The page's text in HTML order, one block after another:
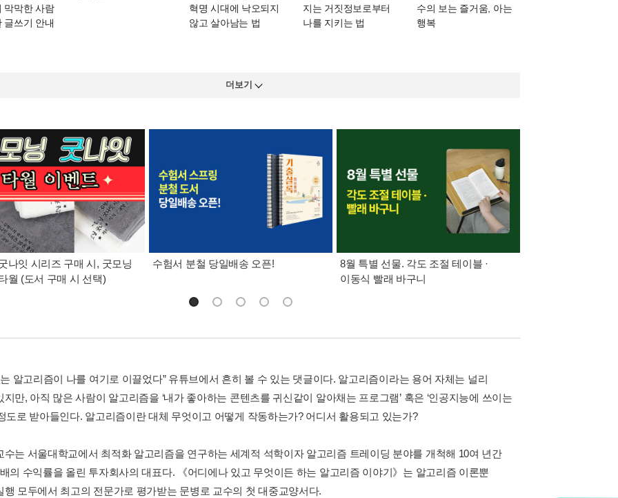
막막한 사람
글쓰기 안내
혁명 시대에 낙오되지
않고 살아남는 법
지는 거짓정보로부터
나를 지키는 법
수의 보는 즐거움, 아는
행복
더보기
나잇 시리즈 구매 시, 굿모닝
월 (도서 구매 시 선택)
수험서 분철 당일배송 오픈!
8월 특별 선물. 각도 조절 테이블 ·
이동식 빨래 바구니
알고리즘이 나를 여기로 이끌었다” 유튜브에서 흔히 볼 수 있는 댓글이다. 알고리즘이라는 용어 자체는 널리
지만, 아직 많은 사람이 알고리즘을 ‘내가 좋아하는 콘텐츠를 귀신같이 알아채는 프로그램’ 혹은 ‘인공지능에 쓰이는
도로 받아들인다. 알고리즘이란 대체 무엇이고 어떻게 작동하는가? 어디서 활용되고 있는가?
수는 서울대학교에서 최적화 알고리즘을 연구하는 세계적 석학이자 알고리즘 트레이딩 분야를 개척해 10여 년간
의 수익률을 올린 투자회사의 대표다. 《어디에나 있고 무엇이든 하는 알고리즘 이야기》는 알고리즘 이론뿐
행 모두에서 최고의 전문가로 평가받는 문병로 교수의 첫 대중교양서다.